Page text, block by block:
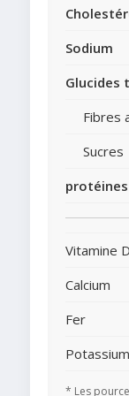
Sodium
Glucides
Fibres
Sucres
protéines
Vitamine D
Calcium
Fer
Potassium
* Les